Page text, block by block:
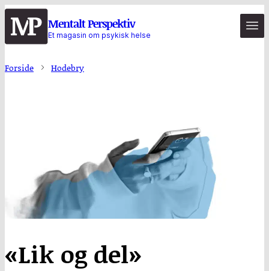
Hopp
til
hovedinnhold
Mentalt Perspektiv
Et magasin om psykisk helse
Forside Hodebry
«Lik og del»